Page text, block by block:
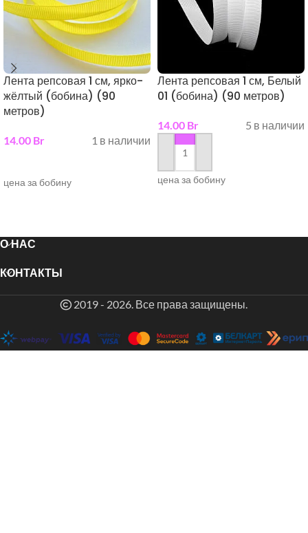
Лента репсовая 1 см, ярко-
жёлтый (бобина) (90
метров)
14.00 Br 1 в наличии
цена за бобину
Лента репсовая 1 см, Белый
01 (бобина) (90 метров)
14.00 Br 5 в наличии
в корзину
цена за бобину
О НАС
КОНТАКТЫ
2019 - 2026. Все права защищены.